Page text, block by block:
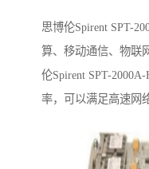
思博伦Spirent SPT-
算、移动通信、物联
伦Spirent SPT-
率，可以满足高速网